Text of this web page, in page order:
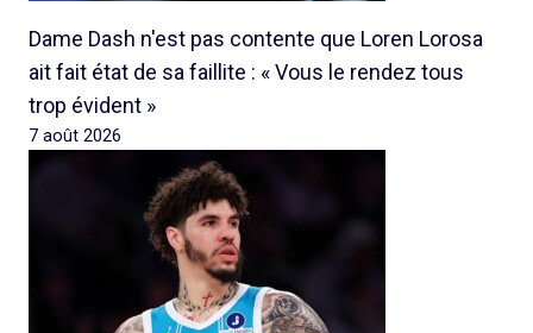
Dame Dash n'est pas contente que Loren Lorosa
ait fait état de sa faillite : « Vous le rendez tous
trop évident »
7 août 2026